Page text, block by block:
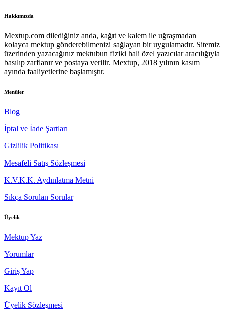
Hakkımızda
Mextup.com dilediğiniz anda, kağıt ve kalem ile uğraşmadan
kolayca mektup gönderebilmenizi sağlayan bir uygulamadır. Sitemiz
üzerinden yazacağınız mektubun fiziki hali özel yazıcılar aracılığıyla
basılıp zarflanır ve postaya verilir. Mextup, 2018 yılının kasım
ayında faaliyetlerine başlamıştır.
Menüler
Blog
İptal ve İade Şartları
Gizlilik Politikası
Mesafeli Satış Sözleşmesi
K.V.K.K. Aydınlatma Metni
Sıkça Sorulan Sorular
Üyelik
Mektup Yaz
Yorumlar
Giriş Yap
Kayıt Ol
Üyelik Sözleşmesi